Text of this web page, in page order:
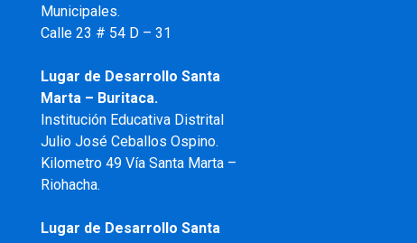
Municipales.
Calle 23 # 54 D – 31
Lugar de Desarrollo Santa
Marta – Buritaca.
Institución Educativa Distrital
Julio José Ceballos Ospino.
Kilometro 49 Vía Santa Marta –
Riohacha.
Lugar de Desarrollo Santa